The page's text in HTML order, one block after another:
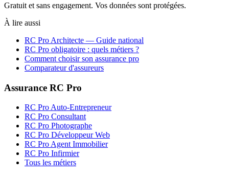
Gratuit et sans engagement. Vos données sont protégées.
À lire aussi
RC Pro Architecte — Guide national
RC Pro obligatoire : quels métiers ?
Comment choisir son assurance pro
Comparateur d'assureurs
Assurance RC Pro
RC Pro Auto-Entrepreneur
RC Pro Consultant
RC Pro Photographe
RC Pro Développeur Web
RC Pro Agent Immobilier
RC Pro Infirmier
Tous les métiers